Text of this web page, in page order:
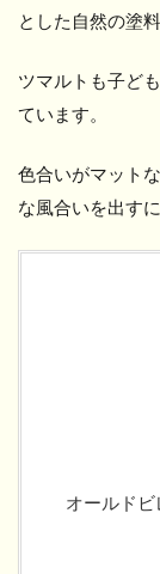
とした自然の塗
ツマルトも子ど
ています。
色合いがマット
な風合いを出す
オールド